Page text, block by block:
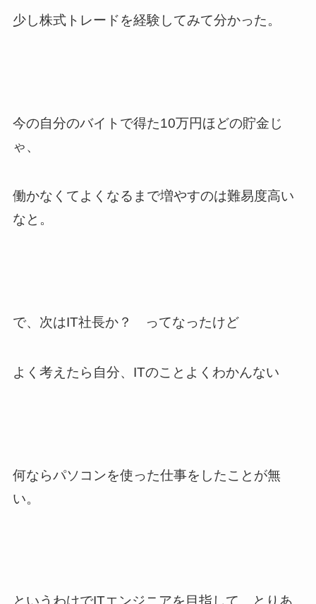
少し株式トレードを経験してみて分かった。
今の自分のバイトで得た10万円ほどの貯金じ
ゃ、
働かなくてよくなるまで増やすのは難易度高い
なと。
で、次はIT社長か？ ってなったけど
よく考えたら自分、ITのことよくわかんない
何ならパソコンを使った仕事をしたことが無
い。